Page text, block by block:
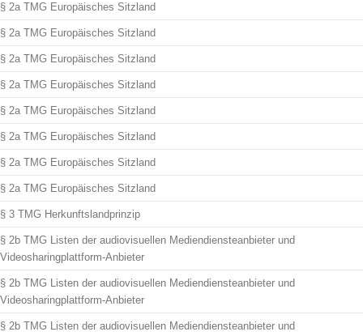
§ 2a TMG Europäisches Sitzland
§ 2a TMG Europäisches Sitzland
§ 2a TMG Europäisches Sitzland
§ 2a TMG Europäisches Sitzland
§ 2a TMG Europäisches Sitzland
§ 2a TMG Europäisches Sitzland
§ 2a TMG Europäisches Sitzland
§ 2a TMG Europäisches Sitzland
§ 3 TMG Herkunftslandprinzip
§ 2b TMG Listen der audiovisuellen Mediendiensteanbieter und
Videosharingplattform-Anbieter
§ 2b TMG Listen der audiovisuellen Mediendiensteanbieter und
Videosharingplattform-Anbieter
§ 2b TMG Listen der audiovisuellen Mediendiensteanbieter und